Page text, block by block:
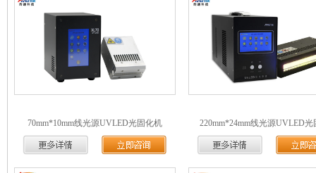
70mm*10mm线光源UVLED光固化机 220mm*24mm线光源UVLED光